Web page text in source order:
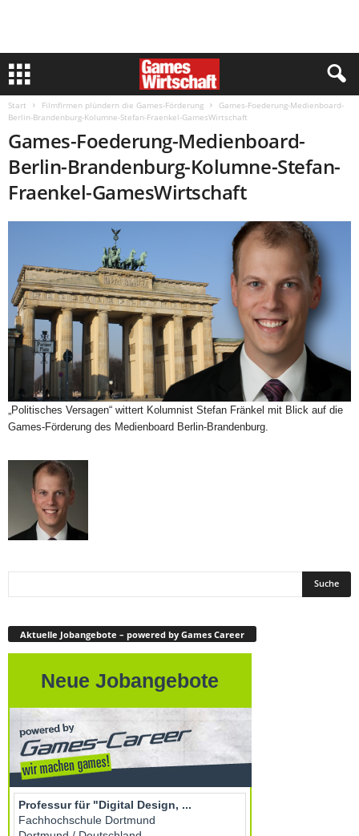
Start Filmfirmen plündern die Games-Förderung
Games-Foederung-Medienboard-
Berlin-Brandenburg-Kolumne-Stefan-Fraenkel-GamesWirtschaft
Games-Foederung-Medienboard-
Berlin-Brandenburg-Kolumne-Stefan-
Fraenkel-GamesWirtschaft
„Politisches Versagen“ wittert Kolumnist Stefan Fränkel mit Blick auf die
Games-Förderung des Medienboard Berlin-Brandenburg.
Aktuelle Jobangebote – powered by Games Career